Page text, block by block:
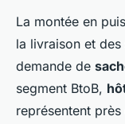
La montée en
la livraison et
demande de
segment BtoB,
représentent